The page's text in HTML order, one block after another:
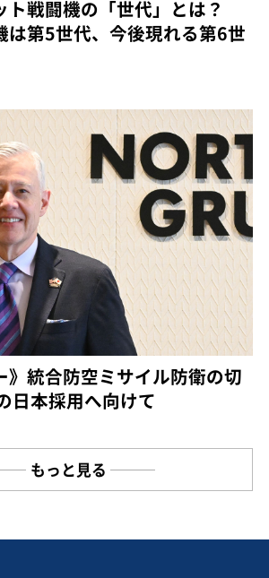
ト戦闘機の「世代」とは？
第5世代、今後現れる第6世
》統合防空ミサイル防衛の切
日本採用へ向けて
もっと見る